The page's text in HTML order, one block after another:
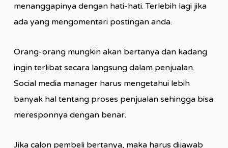
menanggapinya dengan hati-hati. Terlebih lagi jika
ada yang mengomentari postingan anda.
Orang-orang mungkin akan bertanya dan kadang
ingin terlibat secara langsung dalam penjualan.
Social media manager harus mengetahui lebih
banyak hal tentang proses penjualan sehingga bisa
meresponnya dengan benar.
Jika calon pembeli bertanya, maka harus dijawab